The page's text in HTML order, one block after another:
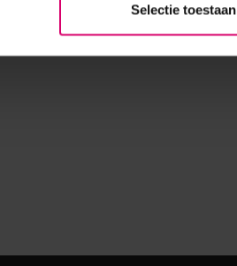
Selectie toestaan